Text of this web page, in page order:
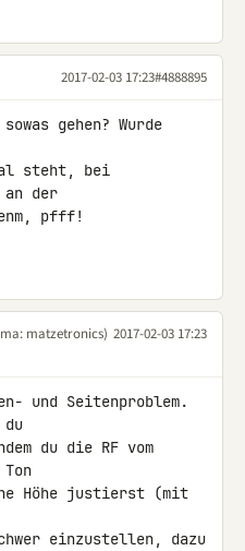
2017-02-03 17:23#4888895
gehen? Wurde
steht, bei
an der
pfff!
matzetronics) 2017-02-03 17:23
und Seitenproblem.
du
du die RF vom
Höhe justierst (mit
einzustellen, dazu